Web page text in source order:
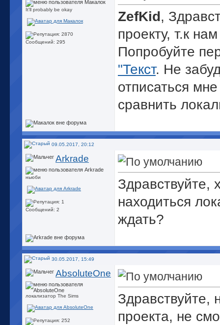
It'll probably be okay
Сообщений: 295
ZefKid,
проекту, т.к
Попробуйте
"Текст. Не
отписаться
сравнить
09.05.2017, 20:12
Arkrade
ньюби
Сообщений: 2
Здравствуйте,
находиться
ждать?
30.05.2017, 15:49
AbsoluteOne
локализатор The Sims
Здравствуйте,
проекта, не